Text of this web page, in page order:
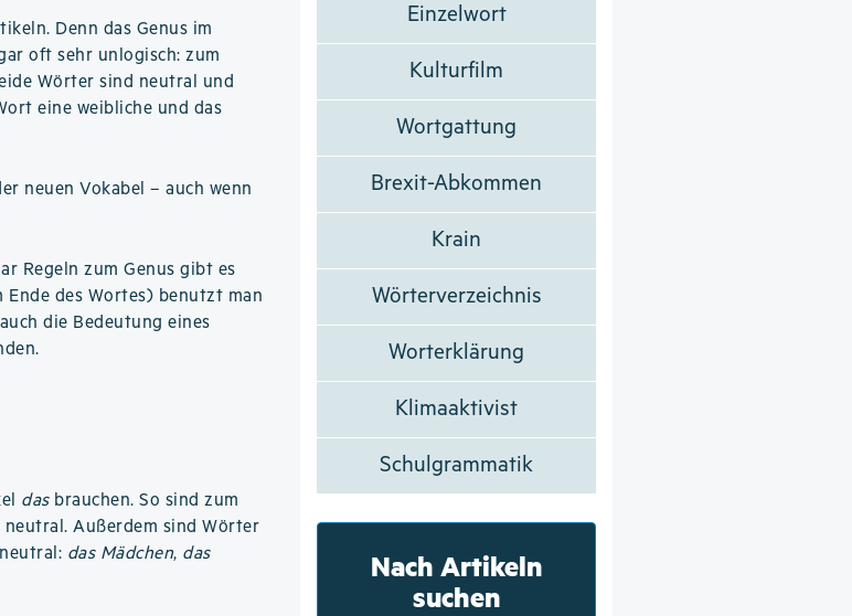
Denn das Genus im
oft sehr unlogisch: zum
Wörter sind neutral und
eine weibliche und das
neuen Vokabel – auch wenn
Regeln zum Genus gibt es
des Wortes) benutzt man
die Bedeutung eines
dasbrauchen. So sind zum
neutral. Außerdem sind Wörter
das Mädchen, das
Einzelwort
Kulturfilm
Wortgattung
Brexit-Abkommen
Krain
Wörterverzeichnis
Worterklärung
Klimaaktivist
Schulgrammatik
Nach Artikeln
suchen